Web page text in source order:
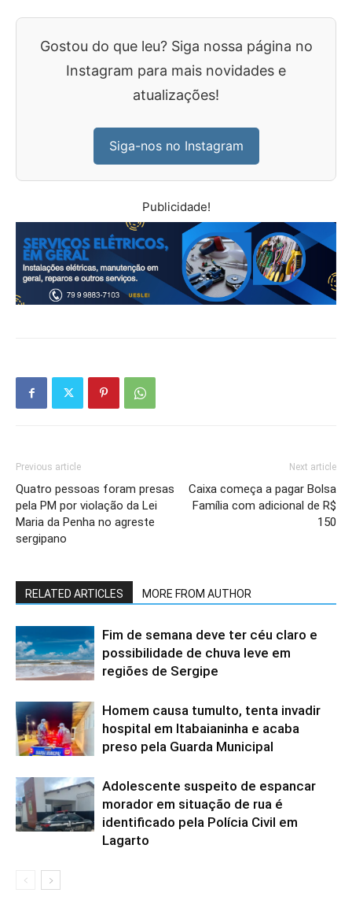
Gostou do que leu? Siga nossa página no
Instagram para mais novidades e
atualizações!
Siga-nos no Instagram
Publicidade!
Previous article
Quatro pessoas foram presas
pela PM por violação da Lei
Maria da Penha no agreste
sergipano
Next article
Caixa começa a pagar Bolsa
Família com adicional de R$
150
RELATED ARTICLES MORE FROM AUTHOR
Fim de semana deve ter céu claro e
possibilidade de chuva leve em
regiões de Sergipe
Homem causa tumulto, tenta invadir
hospital em Itabaianinha e acaba
preso pela Guarda Municipal
Adolescente suspeito de espancar
morador em situação de rua é
identificado pela Polícia Civil em
Lagarto